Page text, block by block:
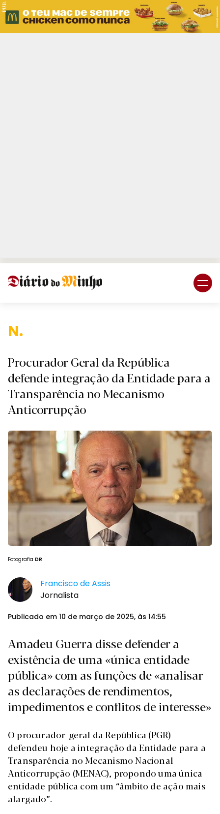
PUB.
Nacio
Procurador Geral da República
defende integração da Entidade para a
Transparência no Mecanismo
Anticorrupção
Fotografia DR
Francisco de Assis
Jornalista
Publicado em 10 de março de 2025, às 14:55
Amadeu Guerra disse defender a
existência de uma «única entidade
pública» com as funções de «analisar
as declarações de rendimentos,
impedimentos e conflitos de interesse»
O procurador-geral da República (PGR)
defendeu hoje a integração da Entidade para a
Transparência no Mecanismo Nacional
Anticorrupção (MENAC), propondo uma única
entidade pública com um “âmbito de ação mais
alargado”.